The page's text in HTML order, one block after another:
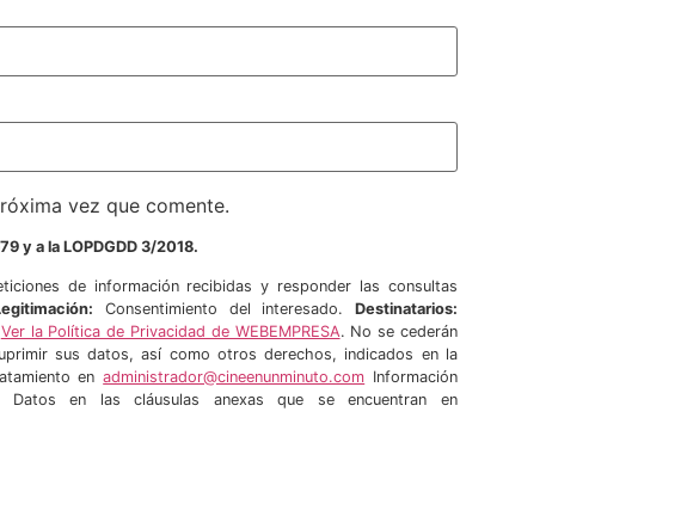
vez que comente.
y a la LOPDGDD 3/2018.
de información recibidas y responder las consultas
Consentimiento del interesado.Destinatarios:
Ver la Política de Privacidad de WEBEMPRESA. No se cederán
sus datos, así como otros derechos, indicados en la
enadministrador@cineenunminuto.com Información
en las cláusulas anexas que se encuentran en